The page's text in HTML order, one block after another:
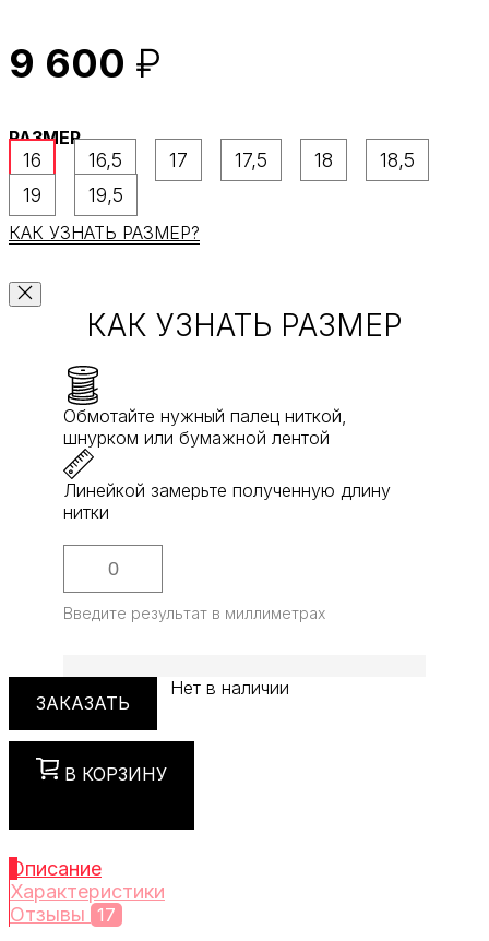
9 600 ₽
РАЗМЕР
16 16,5 17 17,5 18
18,5
19
19,5
КАК УЗНАТЬ РАЗМЕР?
КАК УЗНАТЬ РАЗМЕР
Обмотайте нужный палец ниткой,
шнурком или бумажной лентой
Линейкой замерьте полученную длину
нитки
Введите результат в миллиметрах
ЗАКАЗАТЬ
Нет в наличии
В КОРЗИНУ
Описание
Характеристики
Отзывы 17